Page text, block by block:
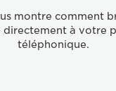
montre comment
directement à votre
téléphonique.